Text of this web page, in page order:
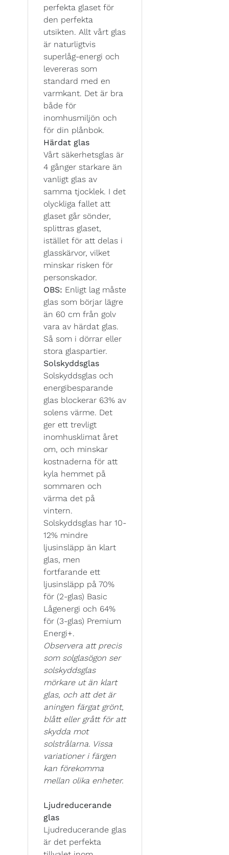
perfekta glaset för
den perfekta
utsikten. Allt vårt glas
är naturligtvis
superlåg-energi och
levereras som
standard med en
varmkant. Det är bra
både för
inomhusmiljön och
för din plånbok.
Härdat glas
Vårt säkerhetsglas är
4 gånger starkare än
vanligt glas av
samma tjocklek. I det
olyckliga fallet att
glaset går sönder,
splittras glaset,
istället för att delas i
glasskärvor, vilket
minskar risken för
personskador.
OBS: Enligt lag måste
glas som börjar lägre
än 60 cm från golv
vara av härdat glas.
Så som i dörrar eller
stora glaspartier.
Solskyddsglas
Solskyddsglas och
energibesparande
glas blockerar 63% av
solens värme. Det
ger ett trevligt
inomhusklimat året
om, och minskar
kostnaderna för att
kyla hemmet på
sommaren och
värma det på
vintern.
Solskyddsglas har 10-
12% mindre
ljusinsläpp än klart
glas, men
fortfarande ett
ljusinsläpp på 70%
för (2-glas) Basic
Lågenergi och 64%
för (3-glas) Premium
Energi+.
Observera att precis
som solglasögon ser
solskyddsglas
mörkare ut än klart
glas, och att det är
aningen färgat grönt,
blått eller grått för att
skydda mot
solstrålarna. Vissa
variationer i färgen
kan förekomma
mellan olika enheter.
Ljudreducerande
glas
Ljudreducerande glas
är det perfekta